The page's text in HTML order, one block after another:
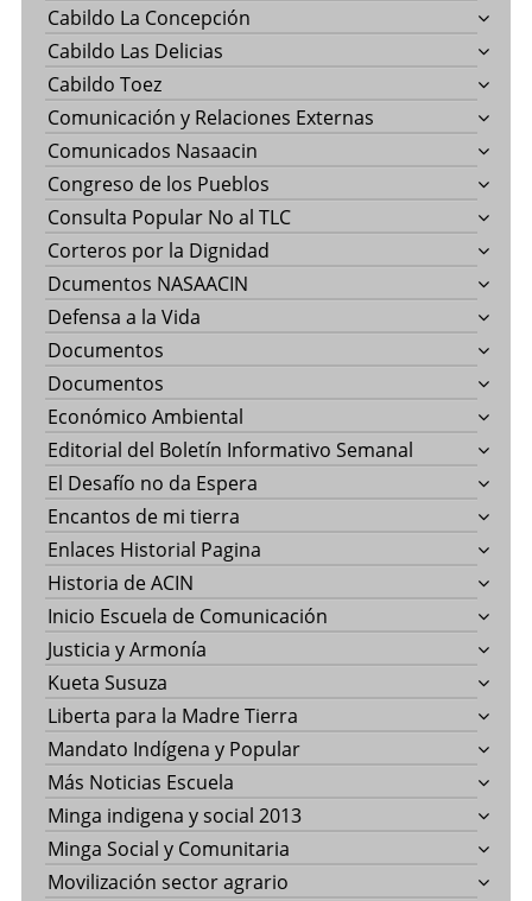
Cabildo La Concepción
Cabildo Las Delicias
Cabildo Toez
Comunicación y Relaciones Externas
Comunicados Nasaacin
Congreso de los Pueblos
Consulta Popular No al TLC
Corteros por la Dignidad
Dcumentos NASAACIN
Defensa a la Vida
Documentos
Documentos
Económico Ambiental
Editorial del Boletín Informativo Semanal
El Desafío no da Espera
Encantos de mi tierra
Enlaces Historial Pagina
Historia de ACIN
Inicio Escuela de Comunicación
Justicia y Armonía
Kueta Susuza
Liberta para la Madre Tierra
Mandato Indígena y Popular
Más Noticias Escuela
Minga indigena y social 2013
Minga Social y Comunitaria
Movilización sector agrario